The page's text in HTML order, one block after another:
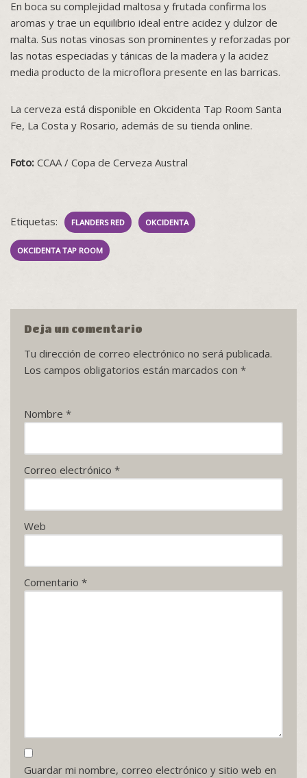
En boca su complejidad maltosa y frutada confirma los
aromas y trae un equilibrio ideal entre acidez y dulzor de
malta. Sus notas vinosas son prominentes y reforzadas por
las notas especiadas y tánicas de la madera y la acidez
media producto de la microflora presente en las barricas.
La cerveza está disponible en Okcidenta Tap Room Santa
Fe, La Costa y Rosario, además de su tienda online.
Foto: CCAA / Copa de Cerveza Austral
Etiquetas: FLANDERS RED OKCIDENTA
OKCIDENTA TAP ROOM
Deja un comentario
Tu dirección de correo electrónico no será publicada.
Los campos obligatorios están marcados con *
Nombre *
Correo electrónico *
Web
Comentario *
Guardar mi nombre, correo electrónico y sitio web en